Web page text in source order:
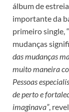
álbum de
importante da
primeiro single,
mudanças
das mudanças
muito maneira
Pessoas
de perto e
imaginava”,